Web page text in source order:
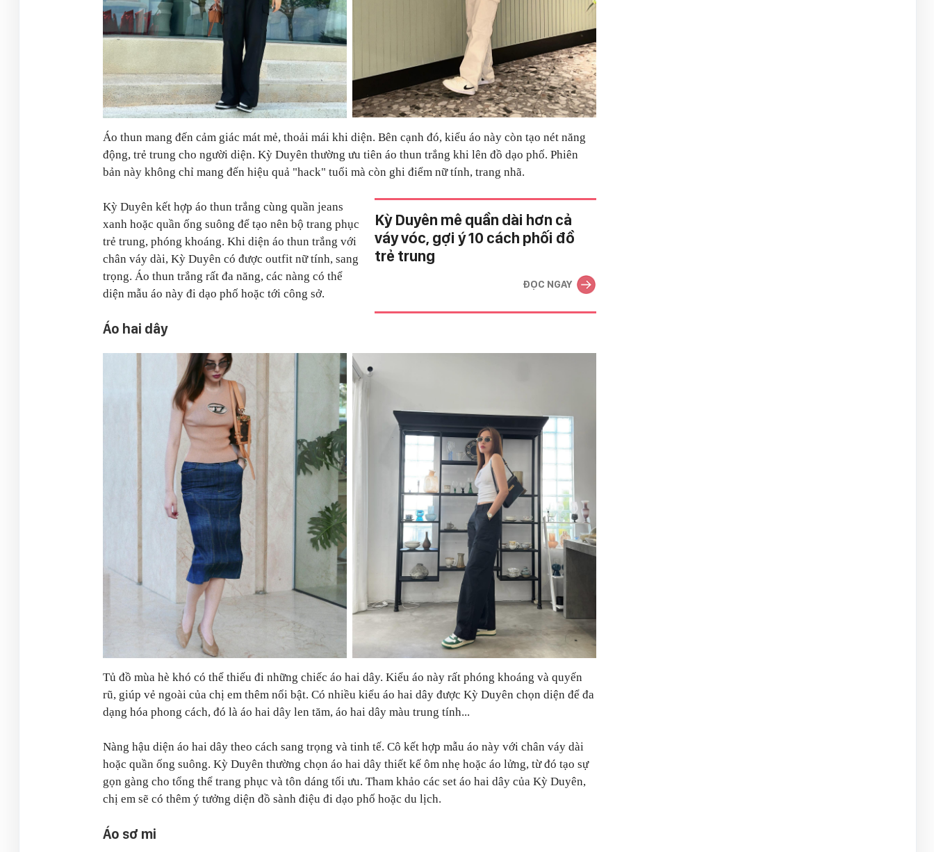
Áo thun mang đến cảm giác mát mẻ, thoải mái khi diện. Bên cạnh đó, kiểu áo này còn tạo nét năng
động, trẻ trung cho người diện. Kỳ Duyên thường ưu tiên áo thun trắng khi lên đồ dạo phố. Phiên
bản này không chỉ mang đến hiệu quả "hack" tuổi mà còn ghi điểm nữ tính, trang nhã.
Kỳ Duyên mê quần dài hơn cả
váy vóc, gợi ý 10 cách phối đồ
trẻ trung
ĐỌC NGAY
Kỳ Duyên kết hợp áo thun trắng cùng quần jeans
xanh hoặc quần ống suông để tạo nên bộ trang phục
trẻ trung, phóng khoáng. Khi diện áo thun trắng với
chân váy dài, Kỳ Duyên có được outfit nữ tính, sang
trọng. Áo thun trắng rất đa năng, các nàng có thể
diện mẫu áo này đi dạo phố hoặc tới công sở.
Áo hai dây
Tủ đồ mùa hè khó có thể thiếu đi những chiếc áo hai dây. Kiểu áo này rất phóng khoáng và quyến
rũ, giúp vẻ ngoài của chị em thêm nổi bật. Có nhiều kiểu áo hai dây được Kỳ Duyên chọn diện để đa
dạng hóa phong cách, đó là áo hai dây len tăm, áo hai dây màu trung tính...
Nàng hậu diện áo hai dây theo cách sang trọng và tinh tế. Cô kết hợp mẫu áo này với chân váy dài
hoặc quần ống suông. Kỳ Duyên thường chọn áo hai dây thiết kế ôm nhẹ hoặc áo lửng, từ đó tạo sự
gọn gàng cho tổng thể trang phục và tôn dáng tối ưu. Tham khảo các set áo hai dây của Kỳ Duyên,
chị em sẽ có thêm ý tưởng diện đồ sành điệu đi dạo phố hoặc du lịch.
Áo sơ mi